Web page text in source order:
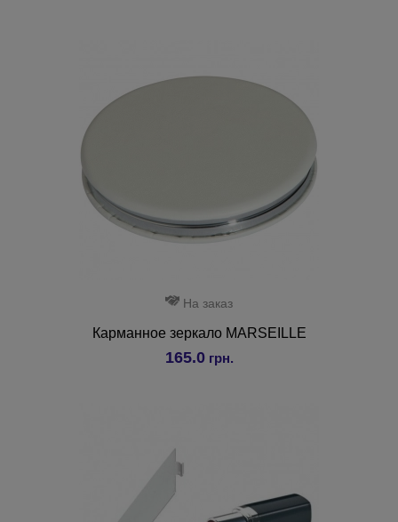
На заказ
Карманное зеркало MARSEILLE
165.0грн.